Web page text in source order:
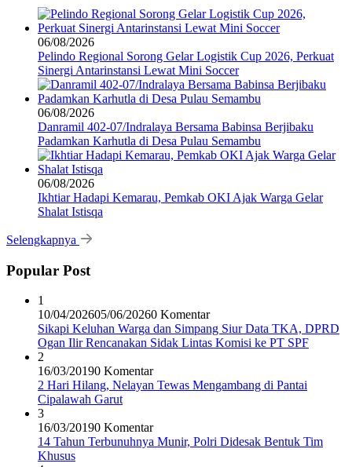
06/08/2026
Pelindo Regional Sorong Gelar Logistik Cup 2026, Perkuat
Sinergi Antarinstansi Lewat Mini Soccer
06/08/2026
Danramil 402-07/Indralaya Bersama Babinsa Berjibaku
Padamkan Karhutla di Desa Pulau Semambu
06/08/2026
Ikhtiar Hadapi Kemarau, Pemkab OKI Ajak Warga Gelar
Shalat Istisqa
Selengkapnya
Popular Post
1
10/04/202605/06/20260 Komentar
Sikapi Keluhan Warga dan Simpang Siur Data TKA, DPRD
Ogan Ilir Rencanakan Sidak Lintas Komisi ke PT SPF
2
16/03/20190 Komentar
2 Hari Hilang, Nelayan Tewas Mengambang di Pantai
Cipalawah Garut
3
16/03/20190 Komentar
14 Tahun Terbunuhnya Munir, Polri Didesak Bentuk Tim
Khusus